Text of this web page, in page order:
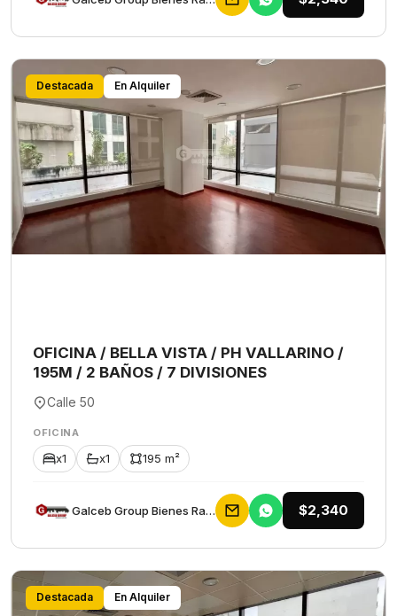
Destacada En Alquiler
OFICINA / BELLA VISTA / PH VALLARINO /
195M / 2 BAÑOS / 7 DIVISIONES
Calle 50
OFICINA
x1 x1 195 m²
Galceb Group Bienes Raices $2,340
Destacada En Alquiler